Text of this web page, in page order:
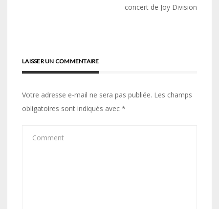
concert de Joy Division
LAISSER UN COMMENTAIRE
Votre adresse e-mail ne sera pas publiée. Les champs
obligatoires sont indiqués avec *